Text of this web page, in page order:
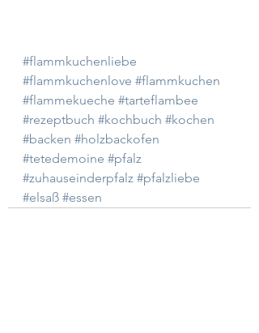
#flammkuchenliebe
#flammkuchenlove #flammkuchen
#flammekueche #tarteflambee
#rezeptbuch #kochbuch #kochen
#backen #holzbackofen
#tetedemoine #pfalz
#zuhauseinderpfalz #pfalzliebe
#elsaß #essen